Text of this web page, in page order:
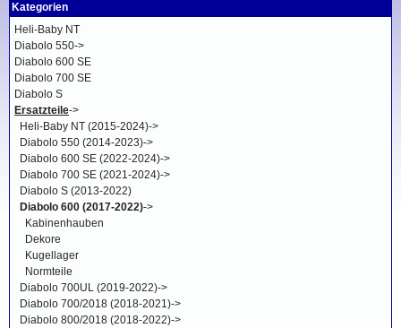
Kategorien
Heli-Baby NT
Diabolo 550->
Diabolo 600 SE
Diabolo 700 SE
Diabolo S
Ersatzteile->
Heli-Baby NT (2015-2024)->
Diabolo 550 (2014-2023)->
Diabolo 600 SE (2022-2024)->
Diabolo 700 SE (2021-2024)->
Diabolo S (2013-2022)
Diabolo 600 (2017-2022)->
Kabinenhauben
Dekore
Kugellager
Normteile
Diabolo 700UL (2019-2022)->
Diabolo 700/2018 (2018-2021)->
Diabolo 800/2018 (2018-2022)->